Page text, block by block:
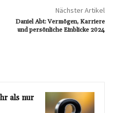
Nächster Artikel
Daniel Abt: Vermögen, Karriere
und persönliche Einblicke 2024
als nur